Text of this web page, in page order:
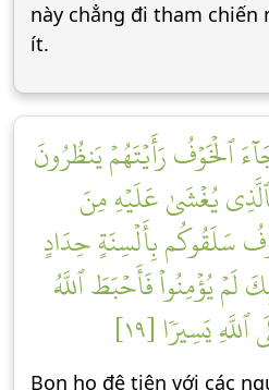
này chẳng đi tham
ít.
ٱلۡخَوۡفُ رَأَيۡتَهُمۡ يَنظُرُونَ
يُغۡشَىٰ عَلَيۡهِ مِنَ
سَلَقُوكُم بِأَلۡسِنَةٍ حِدَادٍ
لَمۡ يُؤۡمِنُواْ فَأَحۡبَطَ ٱللَّهُ
يَسِيرٗا [١٩]
Bọn họ đê tiện với các